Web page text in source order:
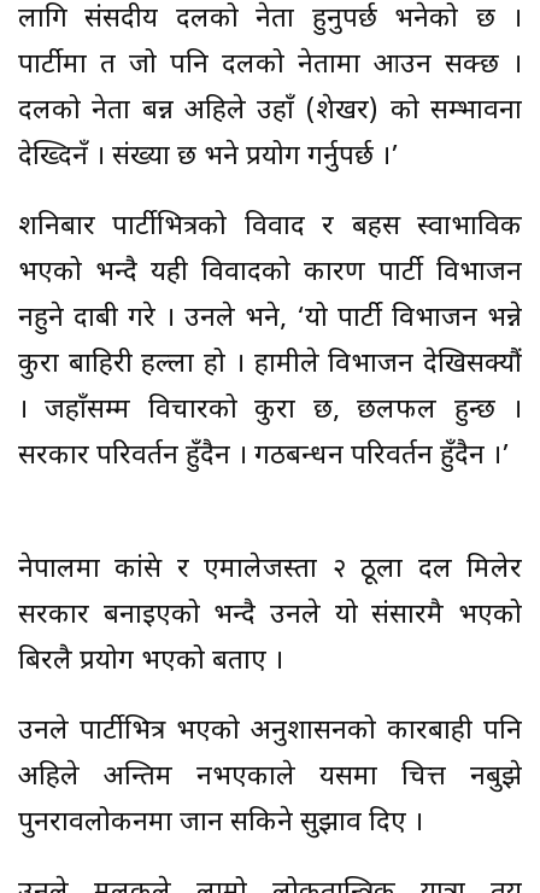
लागि संसदीय दलको नेता हुनुपर्छ भनेको छ ।
पार्टीमा त जो पनि दलको नेतामा आउन सक्छ ।
दलको नेता बन्न अहिले उहाँ (शेखर) को सम्भावना
देख्दिनँ । संख्या छ भने प्रयोग गर्नुपर्छ ।’
शनिबार पार्टीभित्रको विवाद र बहस स्वाभाविक
भएको भन्दै यही विवादको कारण पार्टी विभाजन
नहुने दाबी गरे । उनले भने, ‘यो पार्टी विभाजन भन्ने
कुरा बाहिरी हल्ला हो । हामीले विभाजन देखिसक्यौं
। जहाँसम्म विचारको कुरा छ, छलफल हुन्छ ।
सरकार परिवर्तन हुँदैन । गठबन्धन परिवर्तन हुँदैन ।’
नेपालमा कांग्रेस र एमालेजस्ता २ ठूला दल मिलेर
सरकार बनाइएको भन्दै उनले यो संसारमै भएको
बिरलै प्रयोग भएको बताए ।
उनले पार्टीभित्र भएको अनुशासनको कारबाही पनि
अहिले अन्तिम नभएकाले यसमा चित्त नबुझे
पुनरावलोकनमा जान सकिने सुझाव दिए ।